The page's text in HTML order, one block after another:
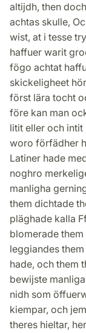
altijdh, then
achtas skulle,
wist, at i tesse
haffuer warit
fögo achtat
skickeligheet
först lära tocht
före kan man
litit eller och intit
woro förfädher
Latiner hade
noghro
manligha
them dichtade
pläghade kalla
blomerade
leggiandes
hade, och them
bewijste
nidh som
kiempar, och
theres hieltar,